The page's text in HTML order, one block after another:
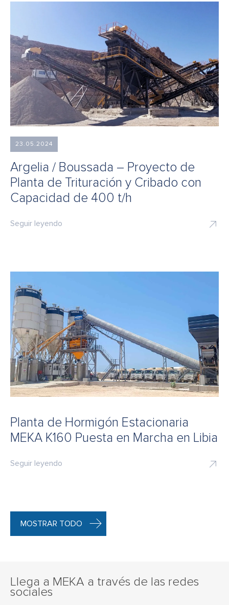
23.05.2024
Argelia / Boussada – Proyecto de
Planta de Trituración y Cribado con
Capacidad de 400 t/h
Seguir leyendo
Planta de Hormigón Estacionaria
MEKA K160 Puesta en Marcha en Libia
Seguir leyendo
MOSTRAR TODO
Llega a MEKA a través de las redes
sociales